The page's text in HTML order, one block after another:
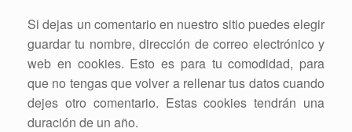
Si dejas un comentario en nuestro sitio puedes elegir
guardar tu nombre, dirección de correo electrónico y
web en cookies. Esto es para tu comodidad, para
que no tengas que volver a rellenar tus datos cuando
dejes otro comentario. Estas cookies tendrán una
duración de un año.